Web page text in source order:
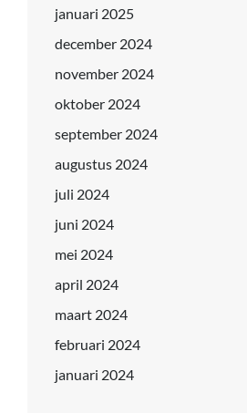
januari 2025
december 2024
november 2024
oktober 2024
september 2024
augustus 2024
juli 2024
juni 2024
mei 2024
april 2024
maart 2024
februari 2024
januari 2024